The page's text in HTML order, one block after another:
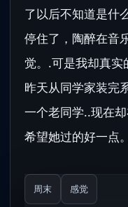
了以后不知道是什
停住了，陶醉在音
觉。.可是我却真实
昨天从同学家装完
一个老同学..现在
希望她过的好一点
周末 感觉